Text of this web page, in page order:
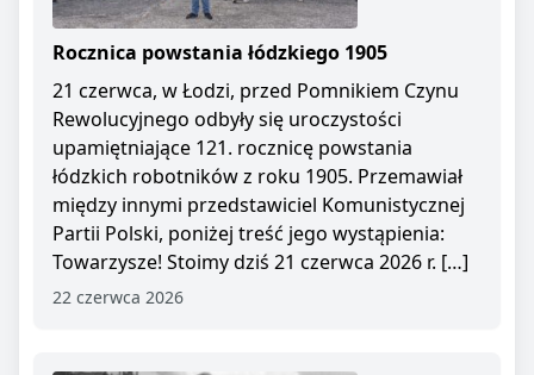
Rocznica powstania łódzkiego 1905
21 czerwca, w Łodzi, przed Pomnikiem Czynu
Rewolucyjnego odbyły się uroczystości
upamiętniające 121. rocznicę powstania
łódzkich robotników z roku 1905. Przemawiał
między innymi przedstawiciel Komunistycznej
Partii Polski, poniżej treść jego wystąpienia:
Towarzysze! Stoimy dziś 21 czerwca 2026 r. […]
22 czerwca 2026